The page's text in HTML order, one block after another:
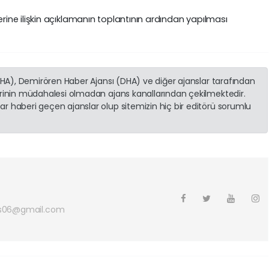
ilişkin açıklamanın toplantının ardından yapılması
Demirören Haber Ajansı (DHA) ve diğer ajanslar tarafından
müdahalesi olmadan ajans kanallarından çekilmektedir.
haberi geçen ajanslar olup sitemizin hiç bir editörü sorumlu